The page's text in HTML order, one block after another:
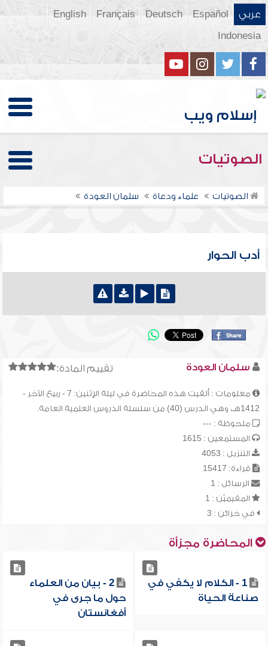
عربي Español
Deutsch
Français
English
Indonesia
الصوتيات
الصوتيات علماء ودعاة سلمان العودة
أدب الحوار
تقييم المادة: سلمان العودة
معلومات : ألقيت هذه المحاضرة في ليلة الإثنين: 7 - ربيع الآخر -
1412هـ، وهي الدرس (40) من سلسلة الدروس العلمية العامة.
ملحوظة : ---
المستمعين : 1615
التنزيل : 4053
قراءة: 15417
الرسائل : 1
المقيميّن : 1
في خزائن : 3
المحاضرة مجزأة
1 - الكلام لا يكفي في
صناعة الحياة
2 - بيان من العلماء
حول ما جرى في
أفغانستان